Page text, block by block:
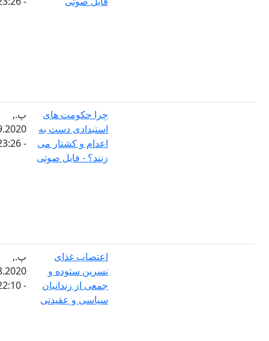
چرا حكومت های
استبدادی دست به
اعدام و كشتار می
زنند؟ - فایل صوتی
پ.,
24.09.2020
- 23:26
اعتصاب غذای
نسرین ستوده و
جمعی از زندانیان
سیاسی و عقیدتی
20.08.2020
- 22:10